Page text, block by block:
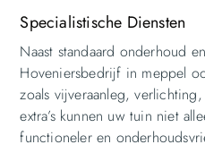
Specialistische Diensten
Naast standaard onderhoud
Hoveniersbedrijf in meppel
zoals vijveraanleg,
extra’s kunnen uw tuin niet
functioneler en